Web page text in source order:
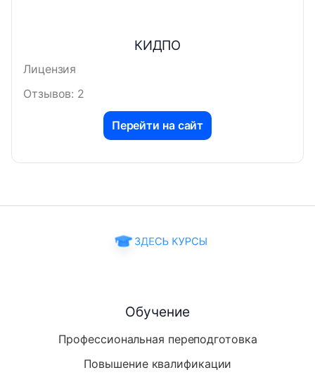
КИДПО
Лицензия
Отзывов: 2
Перейти на сайт
Обучение
Профессиональная переподготовка
Повышение квалификации